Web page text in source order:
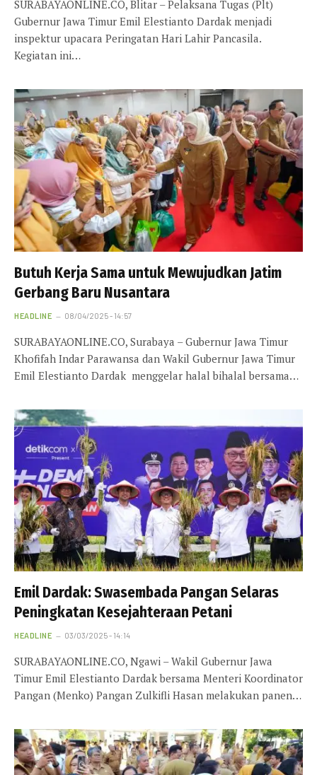
SURABAYAONLINE.CO, Blitar – Pelaksana Tugas (Plt)
Gubernur Jawa Timur Emil Elestianto Dardak menjadi
inspektur upacara Peringatan Hari Lahir Pancasila.
Kegiatan ini…
Butuh Kerja Sama untuk Mewujudkan Jatim
Gerbang Baru Nusantara
HEADLINE 08/04/2025 - 14:57
SURABAYAONLINE.CO, Surabaya – Gubernur Jawa Timur
Khofifah Indar Parawansa dan Wakil Gubernur Jawa Timur
Emil Elestianto Dardak menggelar halal bihalal bersama…
Emil Dardak: Swasembada Pangan Selaras
Peningkatan Kesejahteraan Petani
HEADLINE 03/03/2025 - 14:14
SURABAYAONLINE.CO, Ngawi – Wakil Gubernur Jawa
Timur Emil Elestianto Dardak bersama Menteri Koordinator
Pangan (Menko) Pangan Zulkifli Hasan melakukan panen…